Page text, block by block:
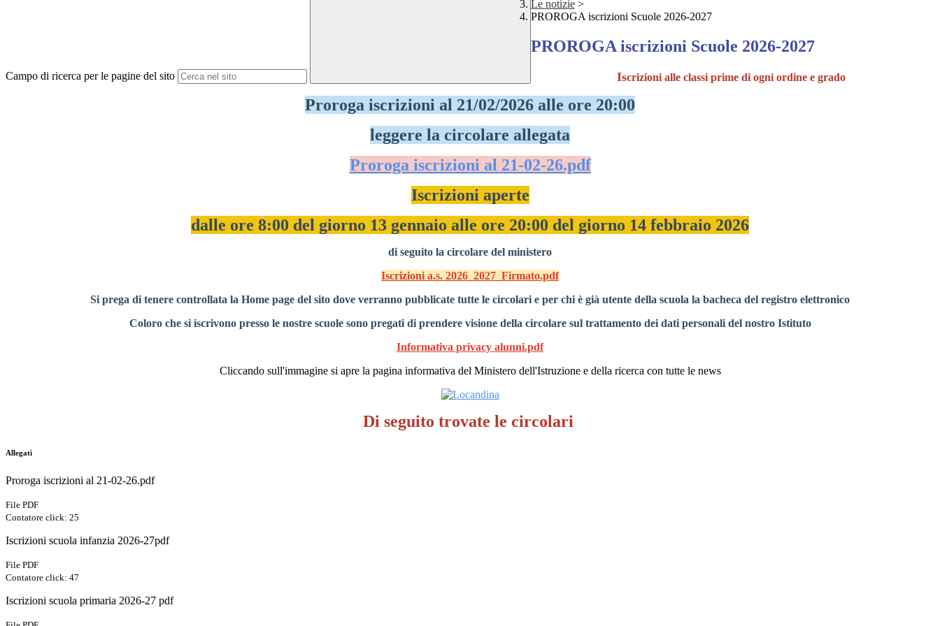
Campo di ricerca per le pagine del sito
Le notizie >
PROROGA iscrizioni Scuole 2026-2027
PROROGA iscrizioni Scuole 2026-2027
Iscrizioni alle classi prime di ogni ordine e grado
Proroga iscrizioni al 21/02/2026 alle ore 20:00
leggere la circolare allegata
Proroga iscrizioni al 21-02-26.pdf
Iscrizioni aperte
dalle ore 8:00 del giorno 13 gennaio alle ore 20:00 del giorno 14 febbraio 2026
di seguito la circolare del ministero
Iscrizioni a.s. 2026_2027_Firmato.pdf
Si prega di tenere controllata la Home page del sito dove verranno pubblicate tutte le circolari e per chi è già utente della scuola la bacheca del registro elettronico
Coloro che si iscrivono presso le nostre scuole sono pregati di prendere visione della circolare sul trattamento dei dati personali del nostro Istituto
Informativa privacy alunni.pdf
Cliccando sull'immagine si apre la pagina informativa del Ministero dell'Istruzione e della ricerca con tutte le news
Di seguito trovate le circolari
Allegati
Proroga iscrizioni al 21-02-26.pdf
File PDF
Contatore click: 25
Iscrizioni scuola infanzia 2026-27pdf
File PDF
Contatore click: 47
Iscrizioni scuola primaria 2026-27 pdf